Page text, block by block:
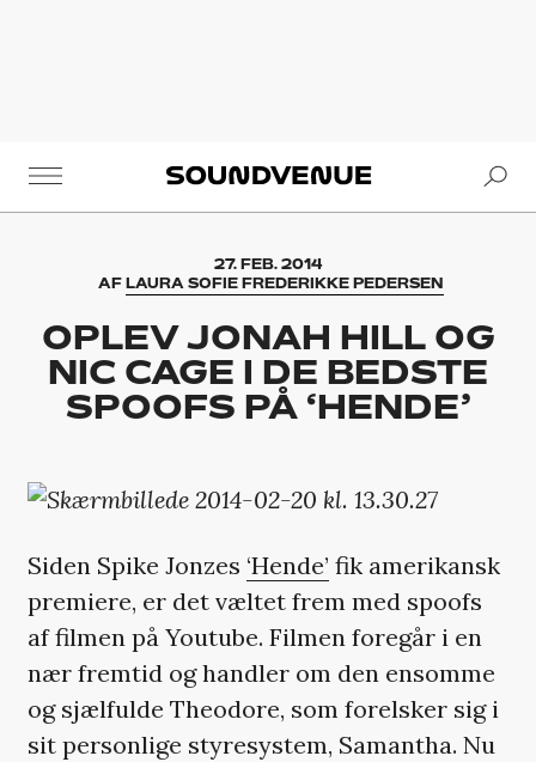
Soundvenue
27. FEB. 2014
AF LAURA SOFIE FREDERIKKE PEDERSEN
OPLEV JONAH HILL OG
NIC CAGE I DE BEDSTE
SPOOFS PÅ ‘HENDE’
Siden Spike Jonzes ‘Hende’ fik amerikansk
premiere, er det væltet frem med spoofs
af filmen på Youtube. Filmen foregår i en
nær fremtid og handler om den ensomme
og sjælfulde Theodore, som forelsker sig i
sit personlige styresystem, Samantha. Nu